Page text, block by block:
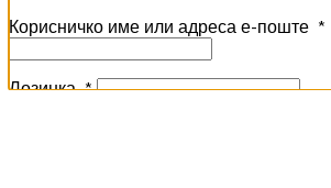
Корисничко име или адреса е-поште *
Лозинка*